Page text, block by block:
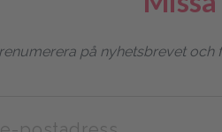
på nyhetsbrevet och